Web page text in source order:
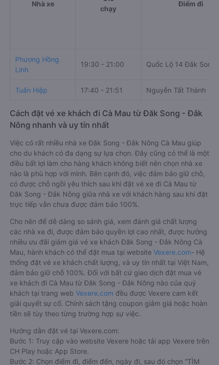
Nhà xe
chạy
Điểm đi
Phương Hồng
Linh
19:30 - 21:00 Quốc Lộ 14 Đắk Song
Tuấn Hiệp 17:40 - 21:51 Nguyễn Tất Thành
Cách đặt vé xe khách đi Cà Mau từ Đăk Song - Đắk
Nông nhanh và uy tín nhất
Việc có rất nhiều nhà xe Đăk Song - Đắk Nông Cà Mau giúp
cho du khách có đa dạng sự lựa chọn. Đây cũng có thể là một
điều bất lợi làm cho hàng khách không biết nên chọn nhà xe
nào là phù hợp với mình. Bên cạnh đó, việc đảm bảo giữ chỗ,
có được chỗ ngồi yêu thích sau khi đặt vé xe đi Cà Mau từ
Đăk Song - Đắk Nông giữa nhà xe với khách hàng sau khi đặt
trực tiếp vẫn chưa được đảm bảo 100%.
Cho nên để dễ dàng so sánh giá, xem đánh giá chất lượng
các nhà xe đi, được đảm bảo quyền lợi cao nhất, được hưởng
nhiều ưu đãi giảm giá vé xe khách Đăk Song - Đắk Nông Cà
Mau, hành khách có thể đặt mua tại website Vexere.com- Hệ
thống đặt vé xe khách chất lượng, và uy tín nhất tại Việt Nam,
đảm bảo giữ chỗ 100%. Đối với bất cứ giao dịch đặt mua vé
xe khách đi Cà Mau từ Đăk Song - Đắk Nông nào của quý
khách tại trang web Vexere.com đều được Vexere cam kết
giải quyết sự cố. Chính sách tặng coupon giảm giá hoặc hoàn
tiền sẽ tùy theo từng trường hợp sự việc.
Hướng dẫn đặt vé tại Vexere.com:
Bước 1: Truy cập vào website Vexere hoặc tải app Vexere trên
CH Play hoặc App Store.
Bước 2: Chọn điểm đi, điểm đến, ngày đi, sau đó chọn “TÌM